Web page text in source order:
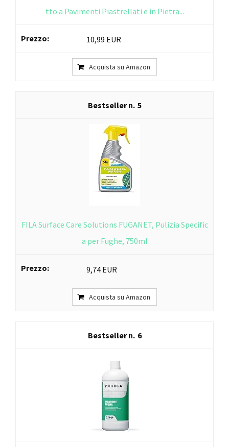
tto a Pavimenti Piastrellati e in Pietra...
10,99 EUR
Acquista su Amazon
5
FILA Surface Care Solutions FUGANET, Pulizia Specific
a per Fughe, 750ml
9,74 EUR
Acquista su Amazon
6